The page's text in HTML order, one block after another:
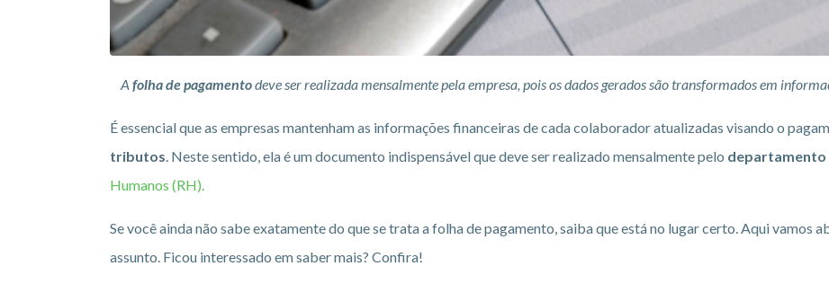
A folha de pagamentodeve ser realizada mensalmente pela empresa, pois os dados gerados são transformados em
É essencial que as empresas mantenham as informações financeiras de cada colaborador atualizadas visando o
tributos. Neste sentido, ela é um documento indispensável que deve ser realizado mensalmente pelo departamento
Humanos (RH).
Se você ainda não sabe exatamente do que se trata a folha de pagamento, saiba que está no lugar certo. Aqui vamos
assunto. Ficou interessado em saber mais? Confira!